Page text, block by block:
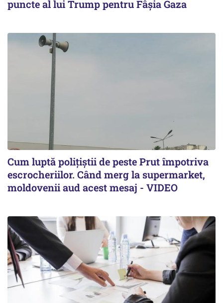
puncte al lui Trump pentru Fâșia Gaza
Cum luptă polițiștii de peste Prut împotriva
escrocheriilor. Când merg la supermarket,
moldovenii aud acest mesaj - VIDEO